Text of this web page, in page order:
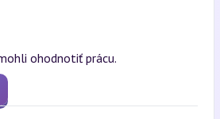
ohodnotiť prácu.